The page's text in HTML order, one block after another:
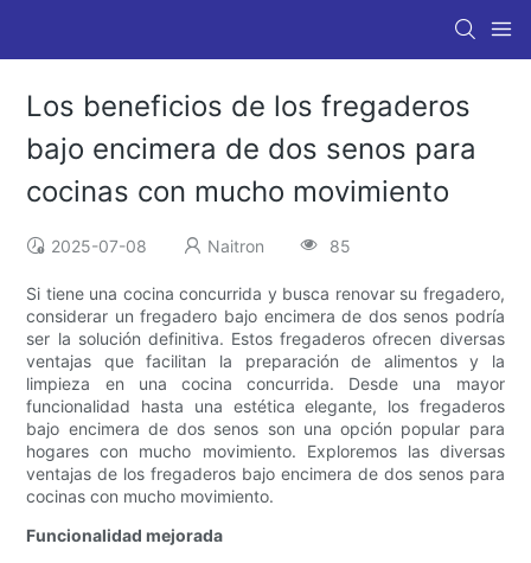
Los beneficios de los fregaderos
bajo encimera de dos senos para
cocinas con mucho movimiento
2025-07-08 Naitron 85
Si tiene una cocina concurrida y busca renovar su fregadero,
considerar un fregadero bajo encimera de dos senos podría
ser la solución definitiva. Estos fregaderos ofrecen diversas
ventajas que facilitan la preparación de alimentos y la
limpieza en una cocina concurrida. Desde una mayor
funcionalidad hasta una estética elegante, los fregaderos
bajo encimera de dos senos son una opción popular para
hogares con mucho movimiento. Exploremos las diversas
ventajas de los fregaderos bajo encimera de dos senos para
cocinas con mucho movimiento.
Funcionalidad mejorada